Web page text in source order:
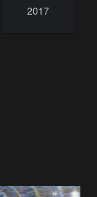
2017